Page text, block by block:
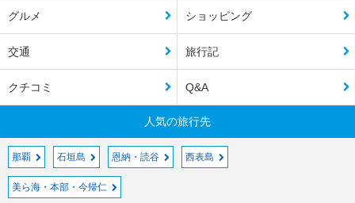
グルメ ショッピング
交通 旅行記
クチコミ Q&A
人気の旅行先
那覇 石垣島 恩納・読谷 西表島
美ら海・本部・今帰仁